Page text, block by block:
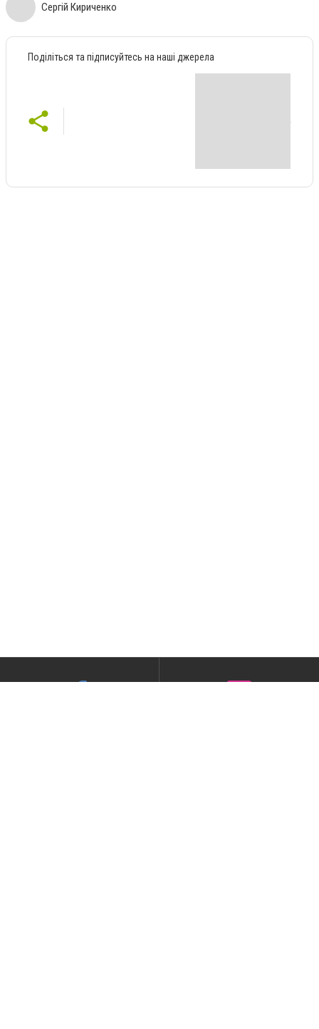
Сергій Кириченко
Поділіться та підписуйтесь на наші джерела